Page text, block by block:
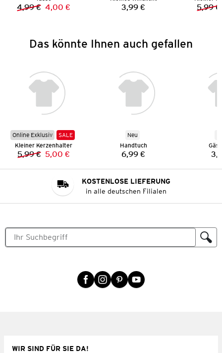
Vorheriger Preis:
4,99 € Neuer Preis:
4,00 € Preis:
3,99 € 5,99 €
Das könnte Ihnen auch gefallen
Online Exklusiv
SALE
Kleiner Kerzenhalter
Vorheriger Preis:
5,99 € Neuer Preis:
5,00 €
Neu
Handtuch
Preis:
6,99 €
KOSTENLOSE LIEFERUNG
in alle deutschen Filialen
WIR SIND FÜR SIE DA!